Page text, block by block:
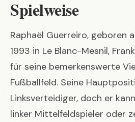
Spielweise
Raphaël Guerreiro, geboren
1993 in Le Blanc-Mesnil,
für seine bemerkenswerte
Fußballfeld. Seine
Linksverteidiger, doch er
linker Mittelfeldspieler oder